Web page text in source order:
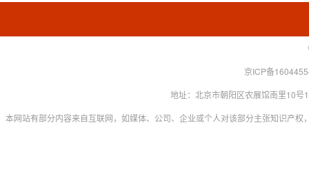
京ICP备
地址：北京市朝阳区农展馆南里10
本网站有部分内容来自互联网，如媒体、公司、企业或个人对该部分主张知识产